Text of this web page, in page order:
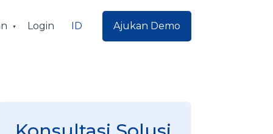
Login ID Ajukan Demo